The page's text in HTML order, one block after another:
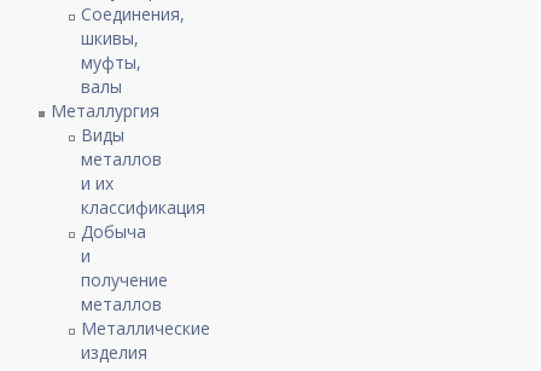
Соединения,
шкивы,
муфты,
валы
Металлургия
Виды
металлов
и их
классификация
Добыча
и
получение
металлов
Металлические
изделия